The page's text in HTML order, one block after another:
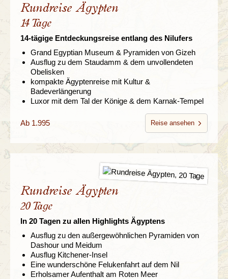
Rundreise Ägypten
14 Tage
14-tägige Entdeckungsreise entlang des Nilufers
Grand Egyptian Museum & Pyramiden von Gizeh
Ausflug zu dem Staudamm & dem unvollendeten
Obelisken
kompakte Ägyptenreise mit Kultur &
Badeverlängerung
Luxor mit dem Tal der Könige & dem Karnak-Tempel
Ab 1.995 Reise ansehen
Rundreise Ägypten
20 Tage
In 20 Tagen zu allen Highlights Ägyptens
Ausflug zu den außergewöhnlichen Pyramiden von
Dashour und Meidum
Ausflug Kitchener-Insel
Eine wunderschöne Felukenfahrt auf dem Nil
Erholsamer Aufenthalt am Roten Meer